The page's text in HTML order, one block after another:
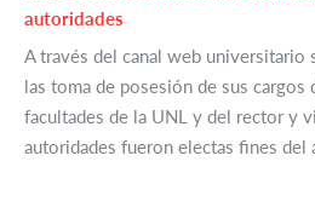
autoridades
A través del canal web universitario
las toma de posesión de sus cargos
facultades de la UNL y del rector y
autoridades fueron electas fines del